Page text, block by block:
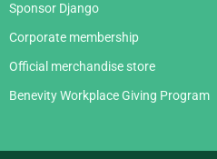
Sponsor Django
Corporate membership
Official merchandise store
Benevity Workplace Giving Program